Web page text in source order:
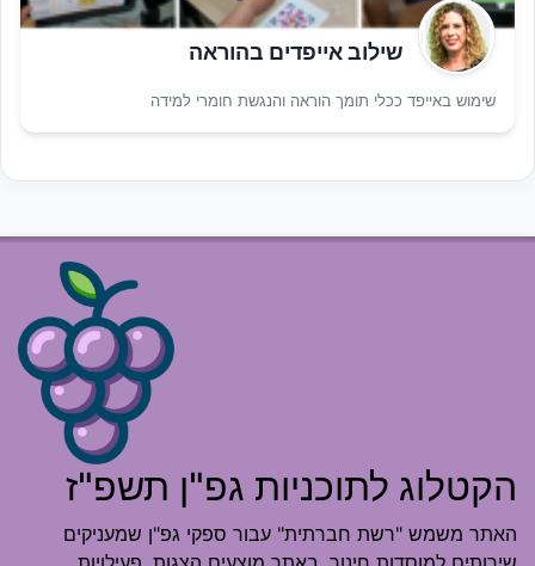
שילוב אייפדים בהוראה
שימוש באייפד ככלי תומך הוראה והנגשת חומרי למידה
הקטלוג לתוכניות גפ"ן תשפ"ז
האתר משמש "רשת חברתית" עבור ספקי גפ"ן שמעניקים